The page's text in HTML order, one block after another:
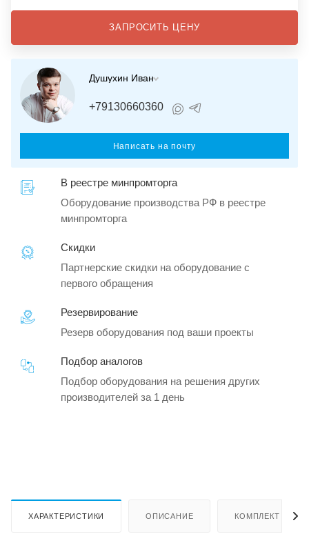
ЗАПРОСИТЬ ЦЕНУ
Душухин Иван
+79130660360
Написать на почту
В реестре минпромторга
Оборудование производства РФ в реестре
минпромторга
Скидки
Партнерские скидки на оборудование с
первого обращения
Резервирование
Резерв оборудования под ваши проекты
Подбор аналогов
Подбор оборудования на решения других
производителей за 1 день
ХАРАКТЕРИСТИКИ ОПИСАНИЕ КОМПЛЕКТ